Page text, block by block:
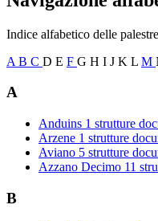
Indice alfabetico delle
A B C D E F G H I J K L M
A
Anduins 1 strutture
Arzene 1 strutture
Aviano 5 strutture
Azzano Decimo 11
B